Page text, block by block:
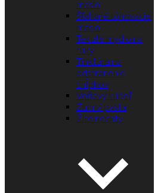
maslo
Šľahané tónovacie
maslo
Tekuté mydlo na
ruky
Tinktúra na
odstránenie
chĺpkov
Voňavý kúpeľ
Zubná pasta
Žlté nechty